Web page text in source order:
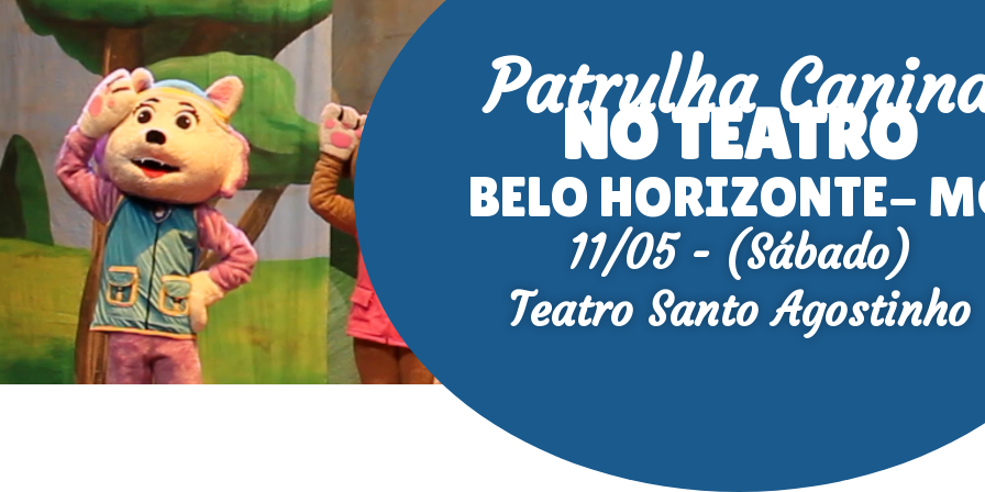
Patrulha
NO TEATRO
BELO HORIZONTE-
11/05 - (Sábado)
Teatro Santo Agostinho